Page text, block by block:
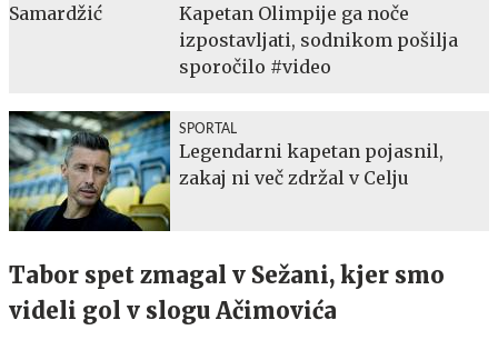
Kapetan Olimpije ga noče
izpostavljati, sodnikom pošilja
sporočilo #video
SPORTAL
Legendarni kapetan pojasnil,
zakaj ni več zdržal v Celju
Tabor spet zmagal v Sežani, kjer smo
videli gol v slogu Ačimovića